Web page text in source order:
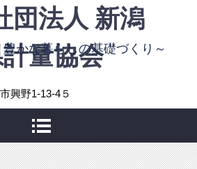
団法人 新潟
量協会
かな暮らしの基礎づくり～
興野1-13-4５